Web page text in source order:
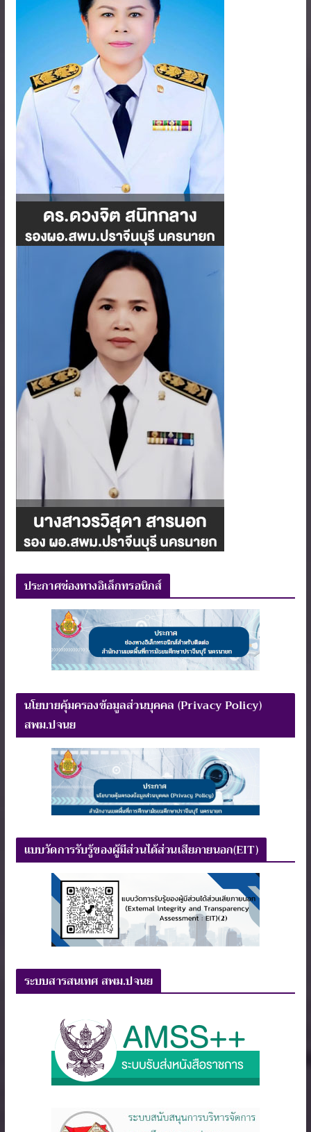
ประกาศช่องทางอิเล็กทรอนิกส์
นโยบายคุ้มครองข้อมูลส่วนบุคคล (Privacy Policy)
สพม.ปจนย
แบบวัดการรับรู้ของผู้มีส่วนได้ส่วนเสียภายนอก(EIT)
ระบบสารสนเทศ สพม.ปจนย